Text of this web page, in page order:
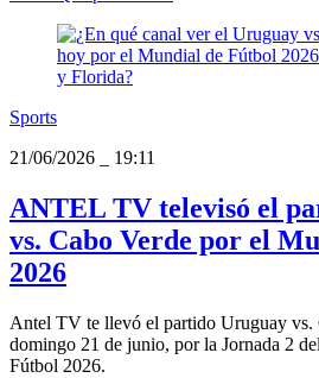
Sports
21/06/2026
19:11
ANTEL TV televisó el
vs. Cabo Verde por el
2026
Antel TV te llevó el partido Uruguay vs.
domingo 21 de junio, por la Jornada 2
Fútbol 2026.